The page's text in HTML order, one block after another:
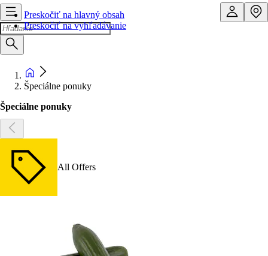
Preskočiť na hlavný obsah
Preskočiť na vyhľadávanie
Špeciálne ponuky
Špeciálne ponuky
All Offers